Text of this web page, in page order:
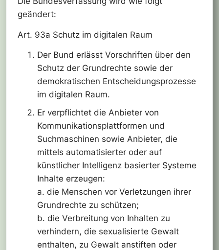
geändert:
Art. 93a Schutz im digitalen Raum
Der Bund erlässt Vorschriften über den
Schutz der Grundrechte sowie der
demokratischen Entscheidungsprozesse
im digitalen Raum.
Er verpflichtet die Anbieter von
Kommunikationsplattformen und
Suchmaschinen sowie Anbieter, die
mittels automatisierter oder auf
künstlicher Intelligenz basierter Systeme
Inhalte erzeugen:
a. die Menschen vor Verletzungen ihrer
Grundrechte zu schützen;
b. die Verbreitung von Inhalten zu
verhindern, die sexualisierte Gewalt
enthalten, zu Gewalt anstiften oder